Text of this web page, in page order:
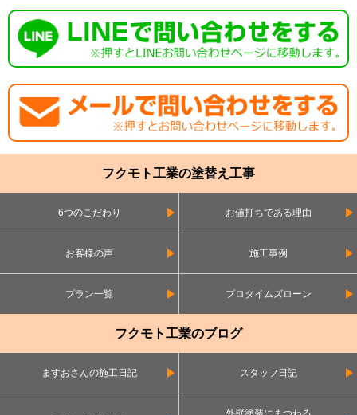
フクモト工業の塗替え工事
6つのこだわり お値打ちである理由
お客様の声 施工事例
プラン一覧 プロタイムズローン
フクモト工業のブログ
ますおさんの施工日記 スタッフ日記